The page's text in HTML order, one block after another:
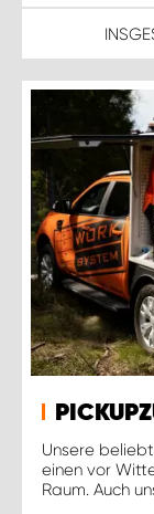
Unsere
einen vor
Raum. Auch